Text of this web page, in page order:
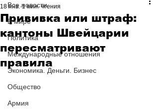
Все новости
В мире
Политика
Международные отношения
Экономика. Деньги. Бизнес
Общество
Армия
Прививка или штраф:
кантоны Швейцарии
пересматривают
правила
18 янв. 1 мин. чтения